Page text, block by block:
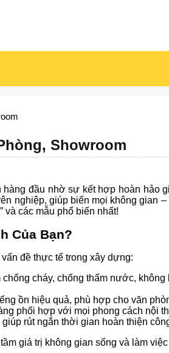
Showroom
đầu nhờ sự kết hợp hoàn hảo
nghiệp, giúp biến mọi không
và các mẫu phổ biến nhất!
Của Bạn?
đề thực tế trong xây dựng:
cháy, chống thấm nước,
ồn hiệu quả, phù hợp cho văn
phối hợp với mọi phong cách nội
rút ngắn thời gian hoàn thiện
giá trị không gian sống và làm